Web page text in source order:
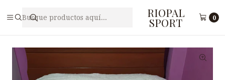
RIOPAL
SPORT 0
Cobertores
COBERTOR 5 PIEZAS CASATEX 205PCS